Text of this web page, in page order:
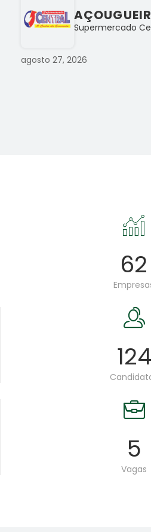
Supermercado
agosto 27, 2026
62
124
5
Vagas